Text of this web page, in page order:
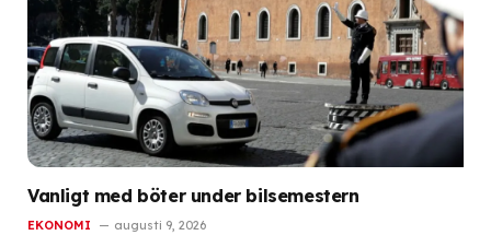
Vanligt med böter under bilsemestern
EKONOMI augusti 9, 2026